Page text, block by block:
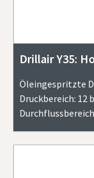
Drillair Y35:
Öleingespritzte
Druckbereich: 12